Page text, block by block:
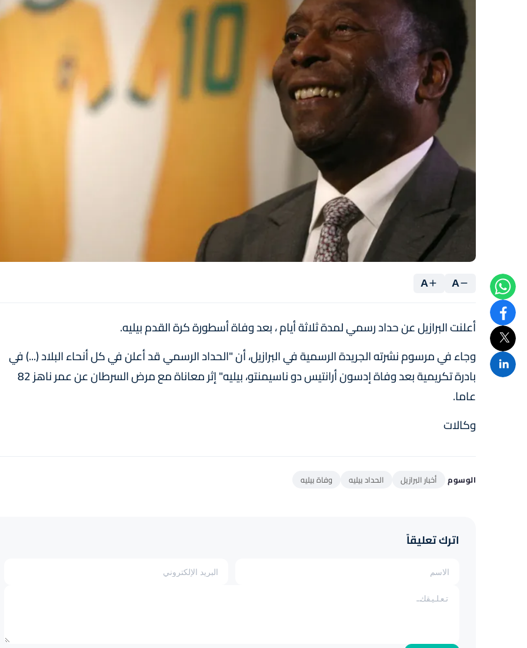
A
A
أعلنت البرازيل عن حداد رسمي لمدة ثلاثة أيام ، بعد وفاة أسطورة كرة القدم بيليه.
وجاء في مرسوم نشرته الجريدة الرسمية في البرازيل، أن "الحداد الرسمي قد أعلن في كل أنحاء البلاد (...) في
بادرة تكريمية بعد وفاة إدسون أرانتيس دو ناسيمنتو، بيليه" إثر معاناة مع مرض السرطان عن عمر ناهز 82
عاما.
وكالات
الوسوم أخبار البرازيل الحداد بيليه وفاة بيليه
اترك تعليقاً